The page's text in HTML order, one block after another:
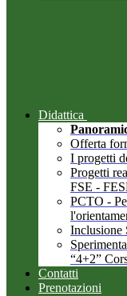
Didattica
Offerta
I progetti
Progetti
FSE -
PCTO -
Inclusione
“4+2”
Contatti
Prenotazioni